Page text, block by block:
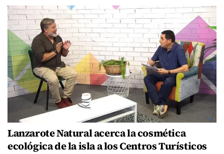
Lanzarote Natural acerca la cosmética
ecológica de la isla a los Centros Turísticos